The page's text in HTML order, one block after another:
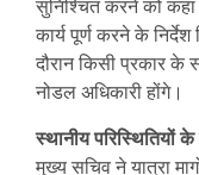
सुनिश्चित करने को
कार्य पूर्ण करने के
दौरान किसी प्रकार
नोडल अधिकारी होंगे।
स्थानीय परिस्थितियों
मुख्य सचिव ने यात्रा